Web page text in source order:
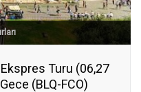
Turu (06,27
(BLQ-FCO)